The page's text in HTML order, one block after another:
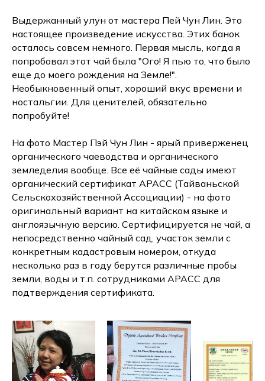
Выдержанный улун от мастера Пей Чун Лин. Это
настоящее произведение искусства. Этих банок
осталось совсем немного. Первая мысль, когда я
попробовал этот чай была "Ого! Я пью то, что было
еще до моего рождения на Земле!".
Необыкновенный опыт, хороший вкус времени и
ностальгии. Для ценителей, обязательно
попробуйте!
На фото Мастер Пэй Чун Лин - ярый приверженец
органического чаеводства и органического
земледелия вообще. Все её чайные сады имеют
органический сертификат APACC (Тайваньской
Сельскохозяйственной Ассоциации) - на фото
оригинальный вариант на китайском языке и
англоязычную версию. Сертифицируется не чай, а
непосредственно чайный сад, участок земли с
конкретным кадастровым номером, откуда
несколько раз в году берутся различные пробы
земли, воды и т.п. сотрудниками APACC для
подтверждения сертификата.